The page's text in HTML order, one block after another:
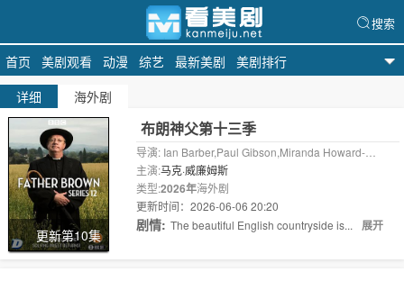
首页 美剧观看 动漫 综艺 最新美剧 美剧排行
搜索
详细 海外剧
更新第10集
布朗神父第十三季
导演: Ian Barber,Paul Gibson,Miranda Howard-
Williams,Caroline Slater,Michael Lacey
主演:马克·威廉姆斯
类型:2026年海外剧
更新时间：2026-06-06 20:20
剧情: The beautiful English countryside is... 展开